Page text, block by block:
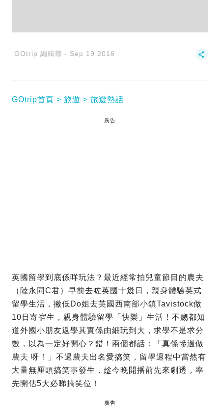
GOtrip 編輯部 Sep 19 2016
GOtrip首頁 旅遊 旅遊熱話
廣告
英國留學到底係咩玩法？最近經常拍兒童節目的農夫
（陸永同C君）早前去咗英國十幾日，親身體驗英式
留學生活，撇低Do姐去英國西南部小鎮Tavistock做
10日寄宿生，親身體驗留學「快樂」生活！不嬲都知
道外國小朋友返學其實係由細玩到大，求學不是求分
數，以為一定好開心？錯！兩個都話：「真係慘過做
農夫 呀！」不過農夫出名愛搞笑，留學過程中當然有
大量無厘頭搞笑事發生，趁今晚開播前先來劇透，率
先開估5大必睇搞笑位！
廣告